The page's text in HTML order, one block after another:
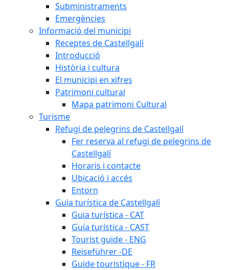
Subministraments
Emergències
Informació del municipi
Receptes de Castellgalí
Introducció
Història i cultura
El municipi en xifres
Patrimoni cultural
Mapa patrimoni Cultural
Turisme
Refugi de pelegrins de Castellgalí
Fer reserva al refugi de pelegrins de
Castellgalí
Horaris i contacte
Ubicació i accés
Entorn
Guia turística de Castellgalí
Guia turística - CAT
Guía turística - CAST
Tourist guide - ENG
Reiseführer -DE
Guide touristique - FR